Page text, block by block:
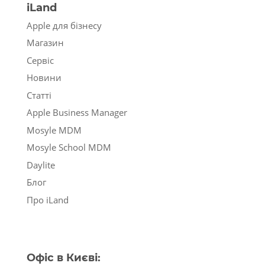
iLand
Apple для бізнесу
Магазин
Сервіс
Новини
Статті
Apple Business Manager
Mosyle MDM
Mosyle School MDM
Daylite
Блог
Про iLand
Офіс в Києві: